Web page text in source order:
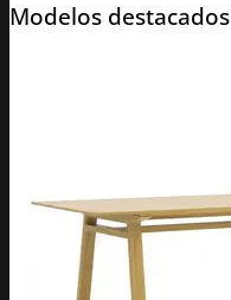
Modelos destacados